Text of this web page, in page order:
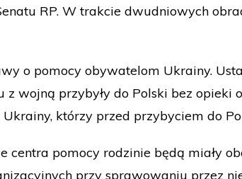
RP. W trakcie dwudniowych
o pomocy obywatelom Ukrainy.
wojną przybyły do Polski bez
którzy przed przybyciem do
centra pomocy rodzinie będą miały
przy sprawowaniu